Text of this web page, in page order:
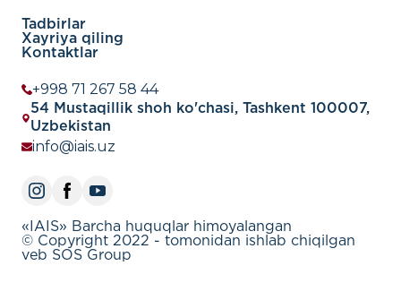
Tadbirlar
Xayriya qiling
Kontaktlar
+998 71 267 58 44
54 Mustaqillik shoh ko'chasi, Tashkent 100007,
Uzbekistan
info@iais.uz
«IAIS» Barcha huquqlar himoyalangan
© Copyright 2022 - tomonidan ishlab chiqilgan
veb SOS Group